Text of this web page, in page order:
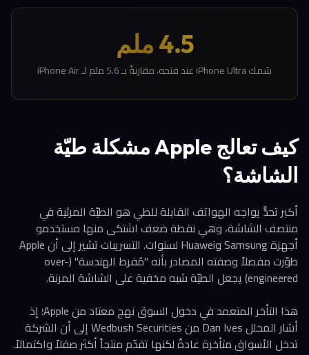
4.5 ملم
سُمك iPhone Ultra عند فتحه، مقارنةً بـ 5.6 ملم لـ iPhone Air
كيف تعالج Apple مشكلة طيّة
الشاشة؟
أكبر تحدٍّ يواجه الهواتف القابلة للطي هو الطيّة المرئية في
منتصف الشاشة، وهي نقطة ضعف اشتكى منها مستخدمو
أجهزة Samsung وHuawei لسنوات. التسريبات تشير إلى أن Apple
طوّرت مفصلاً وصفته المصادر بأنه "مُفرط الهندسة" (over-
engineered) يجعل الطيّة شبه مخفية على الشاشة المرنة.
هذا التأخر المتعمد في دخول السوق نهج معتاد من Apple؛ إذ
أشار المحلل Dan Ives من Wedbush Securities إلى أن الشركة
تدخل الأسواق متأخرة عادةً لكنها تقدّم منتجاً أكثر صقلاً واكتمالاً.